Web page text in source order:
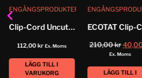
ENGÅNGSPRODUKTER
Clip-Cord Uncut Roll Blue
112,00kr Ex. Moms
LÄGG TILL I
VARUKORG
210,00kr
Ex. Moms
LÄGG TILL I